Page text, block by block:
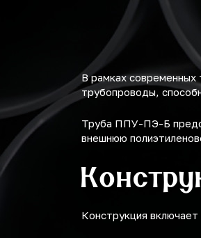
В рамках современных
трубопроводы,
Труба ППУ-ПЭ-Б
внешнюю
Конструкция